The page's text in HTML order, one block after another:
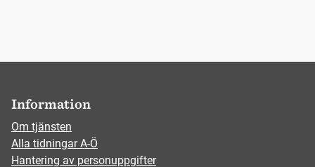
Information
Om tjänsten
Alla tidningar A-Ö
Hantering av personuppgifter